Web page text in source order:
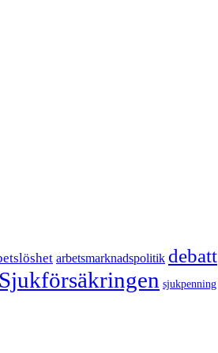
arbetsmarknadspolitik debatt
Sjukförsäkringen sjukpenning